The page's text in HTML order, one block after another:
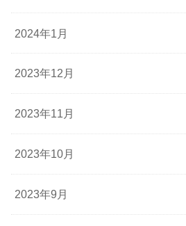
2024年1月
2023年12月
2023年11月
2023年10月
2023年9月